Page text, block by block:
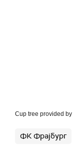
Cup tree provided by
ФК Фрајбург